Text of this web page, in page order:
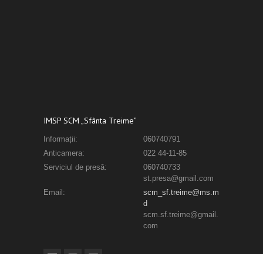
IMSP SCM „Sfânta Treime”
Informații:
060740791
Anticamera:
022 44-11-85
Serviciul de presă:
060740733
st.presa@gmail.com
Email:
scm_sf.treime@ms.m
d
scm.sf.treime@gmail.
com